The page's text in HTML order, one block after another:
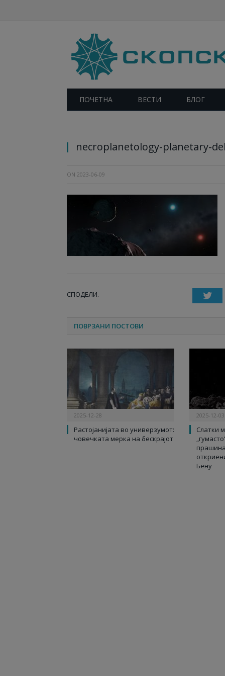
ПОЧЕТНА ВЕСТИ БЛОГ
necroplanetology-planetary-
ON 2023-06-09
СПОДЕЛИ.
ПОВРЗАНИ ПОСТОВИ
2025-12-28
Растојанијата во универзумот:
човечката мерка на бескрајот
2025-12-03
Слатки
Бену